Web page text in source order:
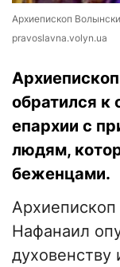
Архиепископ
pravoslavna.volyn.ua
обратился
епархии с
людям,
беженцами.
Нафанаил